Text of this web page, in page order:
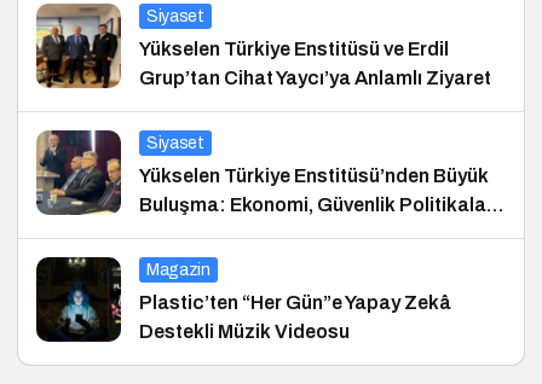
Siyaset
Yükselen Türkiye Enstitüsü ve Erdil
Grup’tan Cihat Yaycı’ya Anlamlı Ziyaret
Siyaset
Yükselen Türkiye Enstitüsü’nden Büyük
Buluşma: Ekonomi, Güvenlik Politikaları
ve Hukuk Konferansı
Magazin
Plastic’ten “Her Gün”e Yapay Zekâ
Destekli Müzik Videosu